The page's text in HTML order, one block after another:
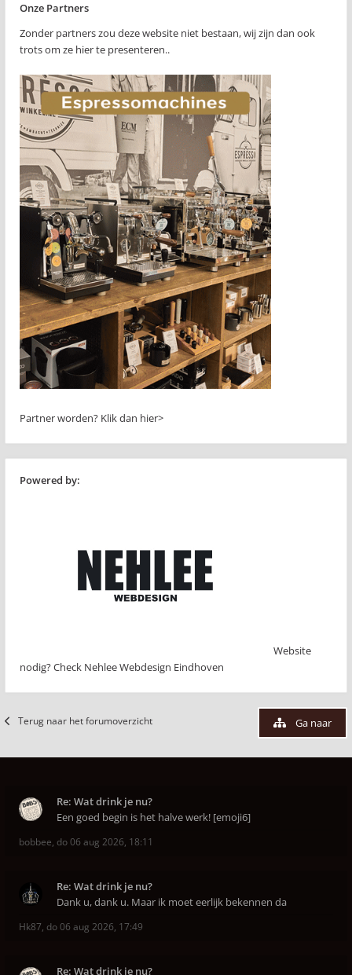
Onze Partners
Zonder partners zou deze website niet bestaan, wij zijn dan ook
trots om ze hier te presenteren..
Partner worden? Klik dan hier>
Powered by:
Website
nodig? Check Nehlee Webdesign Eindhoven
Terug naar het forumoverzicht Ga naar
Re: Wat drink je nu?
Een goed begin is het halve werk! [emoji6]
bobbee, do 06 aug 2026, 18:11
Re: Wat drink je nu?
Dank u, dank u. Maar ik moet eerlijk bekennen da
Hk87, do 06 aug 2026, 17:49
Re: Wat drink je nu?